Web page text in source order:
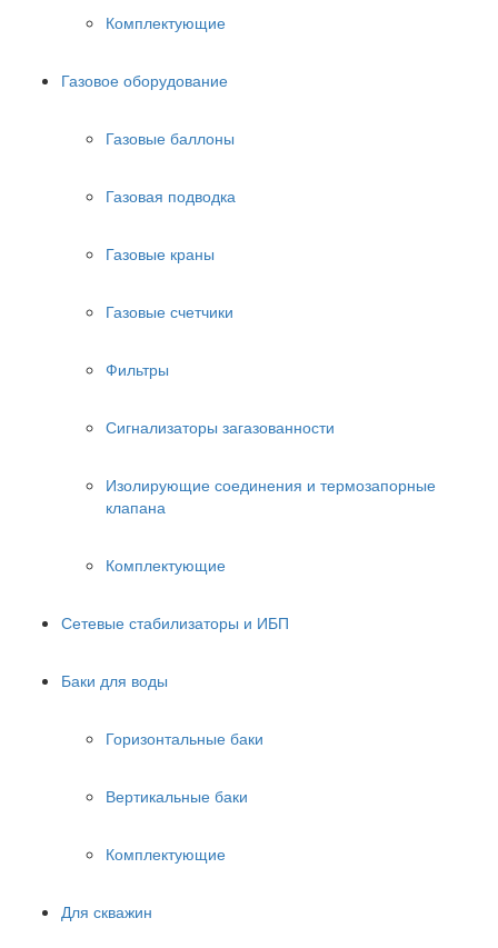
Комплектующие
Газовое оборудование
Газовые баллоны
Газовая подводка
Газовые краны
Газовые счетчики
Фильтры
Сигнализаторы загазованности
Изолирующие соединения и термозапорные
клапана
Комплектующие
Сетевые стабилизаторы и ИБП
Баки для воды
Горизонтальные баки
Вертикальные баки
Комплектующие
Для скважин